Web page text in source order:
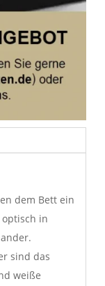
dem Bett ein
in
sind das
weiße